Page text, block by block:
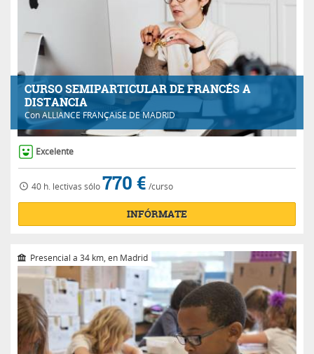
CURSO SEMIPARTICULAR DE FRANCÉS A
DISTANCIA
ConALLIANCE FRANÇAISE DE MADRID
Excelente
40 h. lectivas sólo770 € /curso
INFÓRMATE
Presencial a 34 km, en Madrid